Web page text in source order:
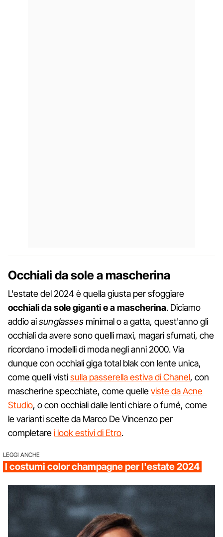
Occhiali da sole a mascherina
L'estate del 2024 è quella giusta per sfoggiare
occhiali da sole giganti e a mascherina. Diciamo
addio aisunglassesminimal o a gatta, quest'anno gli
occhiali da avere sono quelli maxi, magari sfumati, che
ricordano i modelli di moda negli anni 2000. Via
dunque con occhiali giga total blak con lente unica,
come quelli vistisulla passerella estiva di Chanel, con
mascherine specchiate, come quelleviste da Acne
Studio, o con occhiali dalle lenti chiare o fumé, come
le varianti scelte da Marco De Vincenzo per
completarei look estivi di Etro.
LEGGI ANCHE
I costumi color champagne per l'estate 2024